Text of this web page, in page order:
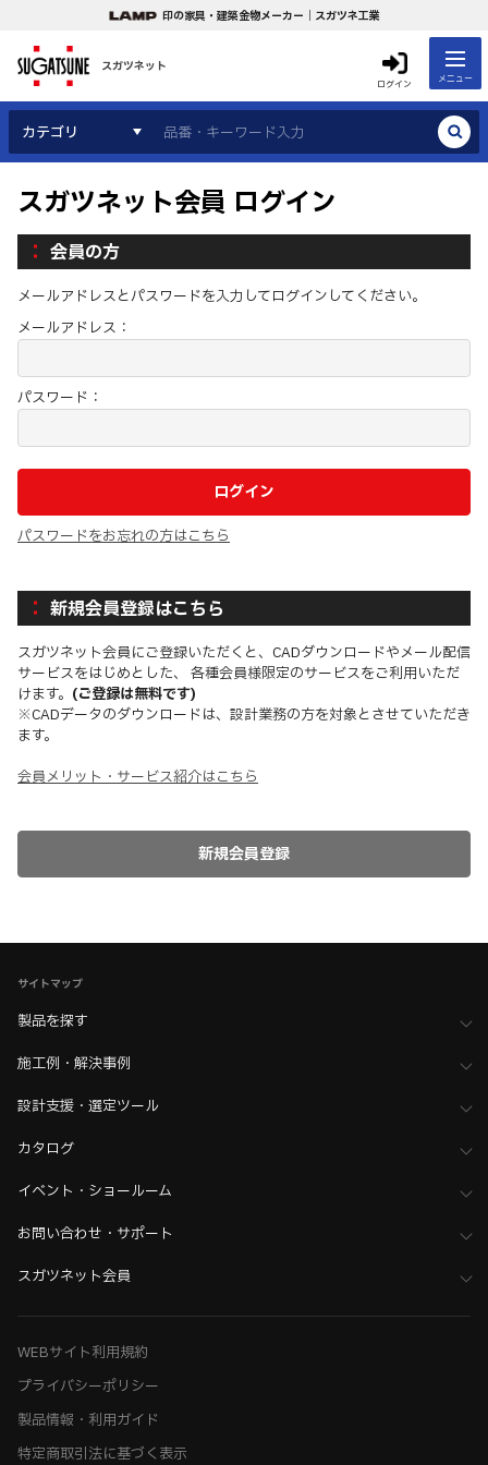
印の家具・建築金物メーカー｜スガツネ工業
スガツネット
ログイン メニュー
カテゴリ
スガツネット会員 ログイン
会員の方
メールアドレスとパスワードを入力してログインしてください。
メールアドレス：
パスワード：
パスワードをお忘れの方はこちら
新規会員登録はこちら
スガツネット会員にご登録いただくと、CADダウンロードやメール配信
サービスをはじめとした、 各種会員様限定のサービスをご利用いただ
けます。 (ご登録は無料です)
※CADデータのダウンロードは、設計業務の方を対象とさせていただき
ます。
会員メリット・サービス紹介はこちら
サイトマップ
製品を探す
施工例・解決事例
設計支援・選定ツール
カタログ
イベント・ショールーム
お問い合わせ・サポート
スガツネット会員
WEBサイト利用規約
プライバシーポリシー
製品情報・利用ガイド
特定商取引法に基づく表示